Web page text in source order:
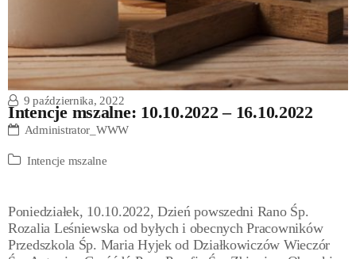
Intencje mszalne: 10.10.2022 – 16.10.2022
9 października, 2022
Administrator_WWW
Intencje mszalne
Poniedziałek, 10.10.2022, Dzień powszedni Rano Śp.
Rozalia Leśniewska od byłych i obecnych Pracowników
Przedszkola Śp. Maria Hyjek od Działkowiczów Wieczór